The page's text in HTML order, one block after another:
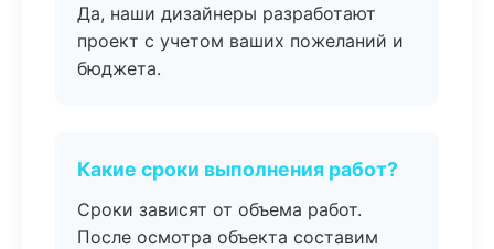
Да, наши дизайнеры разработают
проект с учетом ваших пожеланий и
бюджета.
Какие сроки выполнения работ?
Сроки зависят от объема работ.
После осмотра объекта составим